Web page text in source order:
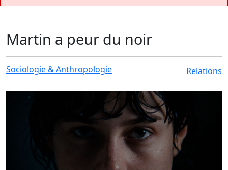
Martin a peur du noir
Sociologie & Anthropologie Relations